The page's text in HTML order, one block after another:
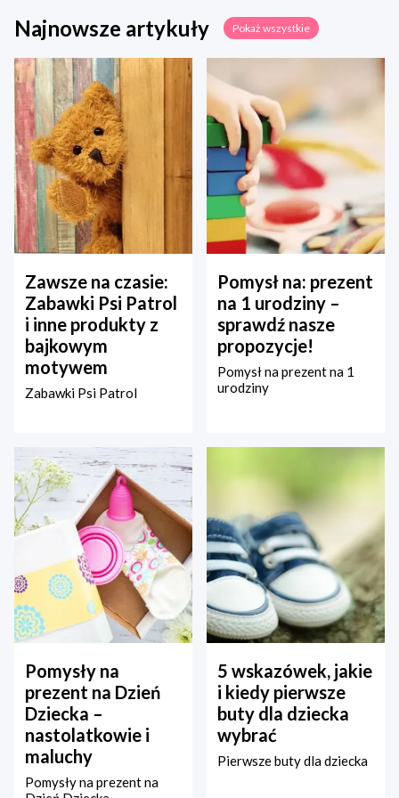
Najnowsze artykuły Pokaż wszystkie
Zawsze na czasie:
Zabawki Psi Patrol
i inne produkty z
bajkowym
motywem
Zabawki Psi Patrol
Pomysł na: prezent
na 1 urodziny –
sprawdź nasze
propozycje!
Pomysł na prezent na 1
urodziny
Pomysły na
prezent na Dzień
Dziecka –
nastolatkowie i
maluchy
Pomysły na prezent na
5 wskazówek, jakie
i kiedy pierwsze
buty dla dziecka
wybrać
Pierwsze buty dla dziecka